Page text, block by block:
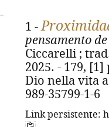
1 -
pensamento
Ciccarelli ;
2025. - 179,
Dio nella vita
989-35799-1-6
Link persistente: